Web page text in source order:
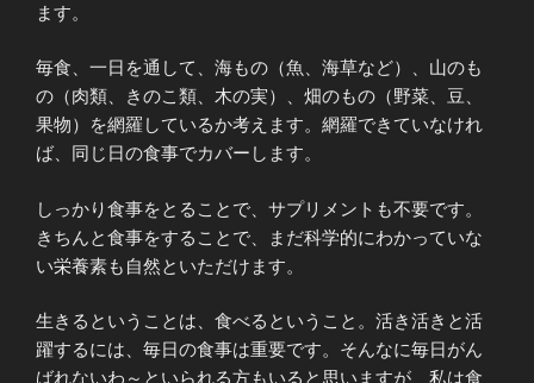
ます。
毎食、一日を通して、海もの（魚、海草など）、山のも
の（肉類、きのこ類、木の実）、畑のもの（野菜、豆、
果物）を網羅しているか考えます。網羅できていなけれ
ば、同じ日の食事でカバーします。
しっかり食事をとることで、サプリメントも不要です。
きちんと食事をすることで、まだ科学的にわかっていな
い栄養素も自然といただけます。
生きるということは、食べるということ。活き活きと活
躍するには、毎日の食事は重要です。そんなに毎日がん
ばれないわ～といられる方もいると思いますが、私は食